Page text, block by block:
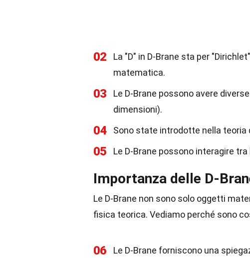
02
La "D" in D-Brane sta per
matematica.
03
Le D-Brane possono avere
dimensioni).
04 Sono state introdotte nella teoria
05 Le D-Brane possono interagire
Importanza delle D-
Le D-Brane non sono solo oggetti
fisica teorica. Vediamo perché sono
06 Le D-Brane forniscono una